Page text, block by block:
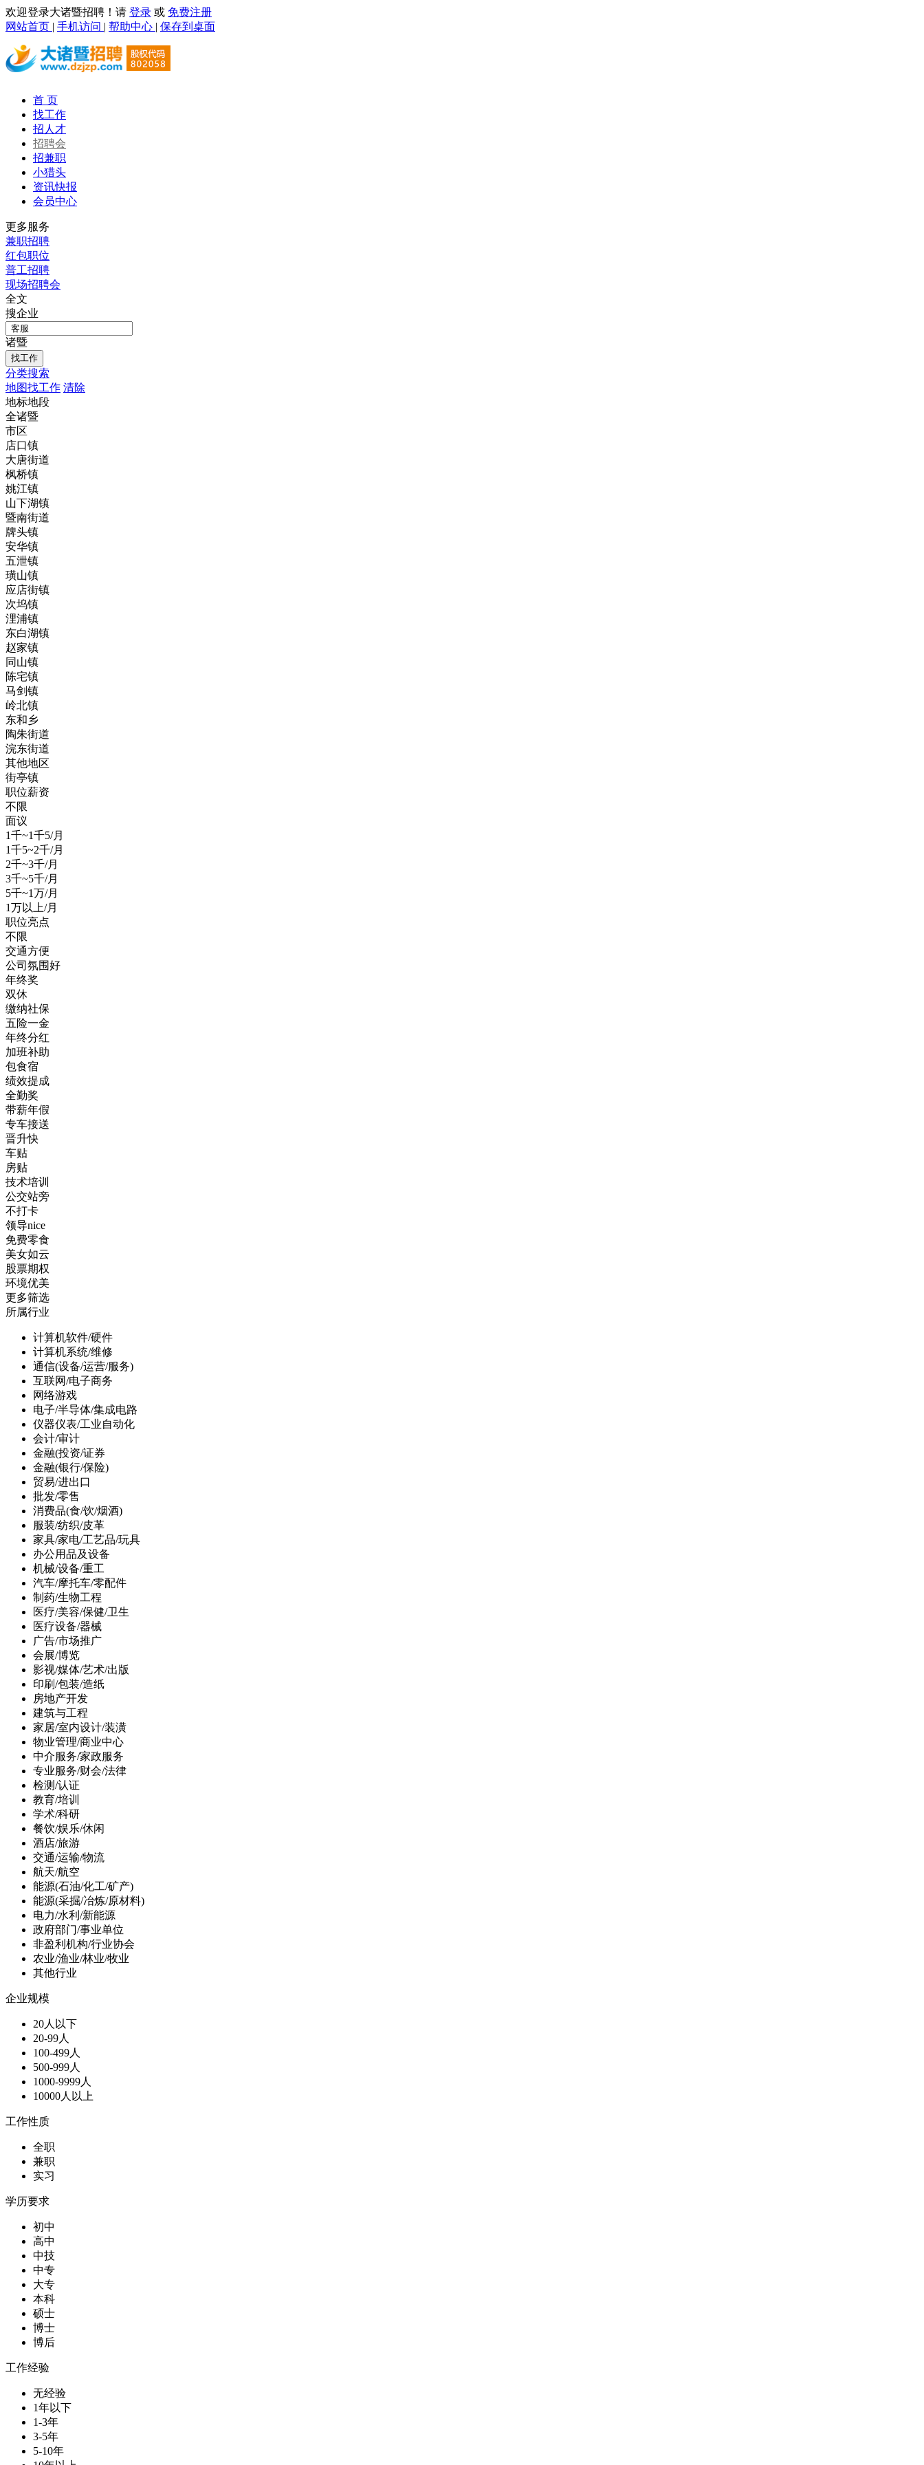
欢迎登录大诸暨招聘！请 登录 或 免费注册
网站首页 | 手机访问 | 帮助中心 | 保存到桌面
首 页
找工作
招人才
招聘会
招兼职
小猎头
资讯快报
会员中心
更多服务
兼职招聘
红包职位
普工招聘
现场招聘会
全文
搜企业
诸暨
分类搜索
地图找工作 清除
地标地段
全诸暨
市区
店口镇
大唐街道
枫桥镇
姚江镇
山下湖镇
暨南街道
牌头镇
安华镇
五泄镇
璜山镇
应店街镇
次坞镇
浬浦镇
东白湖镇
赵家镇
同山镇
陈宅镇
马剑镇
岭北镇
东和乡
陶朱街道
浣东街道
其他地区
街亭镇
职位薪资
不限
面议
1千~1千5/月
1千5~2千/月
2千~3千/月
3千~5千/月
5千~1万/月
1万以上/月
职位亮点
不限
交通方便
公司氛围好
年终奖
双休
缴纳社保
五险一金
年终分红
加班补助
包食宿
绩效提成
全勤奖
带薪年假
专车接送
晋升快
车贴
房贴
技术培训
公交站旁
不打卡
领导nice
免费零食
美女如云
股票期权
环境优美
更多筛选
所属行业
计算机软件/硬件
计算机系统/维修
通信(设备/运营/服务)
互联网/电子商务
网络游戏
电子/半导体/集成电路
仪器仪表/工业自动化
会计/审计
金融(投资/证券
金融(银行/保险)
贸易/进出口
批发/零售
消费品(食/饮/烟酒)
服装/纺织/皮革
家具/家电/工艺品/玩具
办公用品及设备
机械/设备/重工
汽车/摩托车/零配件
制药/生物工程
医疗/美容/保健/卫生
医疗设备/器械
广告/市场推广
会展/博览
影视/媒体/艺术/出版
印刷/包装/造纸
房地产开发
建筑与工程
家居/室内设计/装潢
物业管理/商业中心
中介服务/家政服务
专业服务/财会/法律
检测/认证
教育/培训
学术/科研
餐饮/娱乐/休闲
酒店/旅游
交通/运输/物流
航天/航空
能源(石油/化工/矿产)
能源(采掘/冶炼/原材料)
电力/水利/新能源
政府部门/事业单位
非盈利机构/行业协会
农业/渔业/林业/牧业
其他行业
企业规模
20人以下
20-99人
100-499人
500-999人
1000-9999人
10000人以上
工作性质
全职
兼职
实习
学历要求
初中
高中
中技
中专
大专
本科
硕士
博士
博后
工作经验
无经验
1年以下
1-3年
3-5年
5-10年